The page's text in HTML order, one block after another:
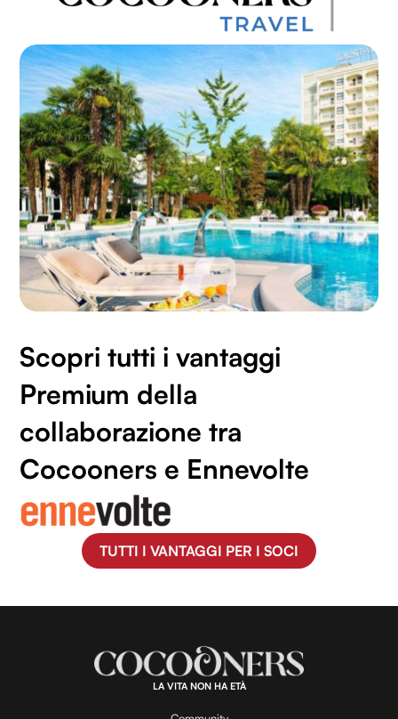
Scopri tutti i vantaggi
Premium della
collaborazione tra
Cocooners e Ennevolte
TUTTI I VANTAGGI PER I SOCI
LA VITA NON HA ETÀ